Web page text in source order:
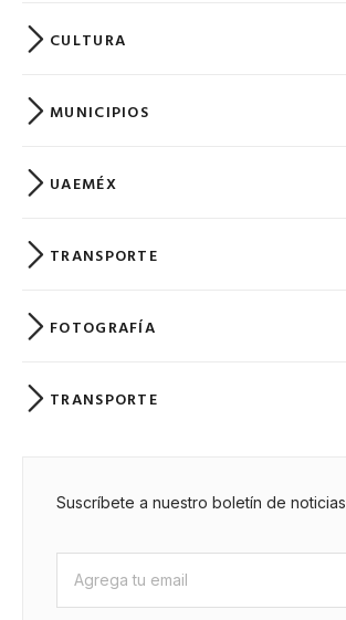
CULTURA
MUNICIPIOS
UAEMÉX
TRANSPORTE
FOTOGRAFÍA
TRANSPORTE
Suscríbete a nuestro boletín de noticias